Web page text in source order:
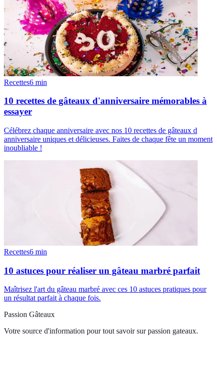
Recettes6 min
10 recettes de gâteaux d'anniversaire mémorables à
essayer
Célébrez chaque anniversaire avec nos 10 recettes de gâteaux d
anniversaire uniques et délicieuses. Faites de chaque fête un moment
inoubliable !
Recettes6 min
10 astuces pour réaliser un gâteau marbré parfait
Maîtrisez l'art du gâteau marbré avec ces 10 astuces pratiques pour
un résultat parfait à chaque fois.
Passion Gâteaux
Votre source d'information pour tout savoir sur passion gateaux.